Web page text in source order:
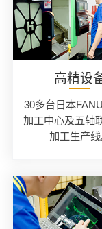
高精设
30多台日本
加工中心及五轴
加工生产线